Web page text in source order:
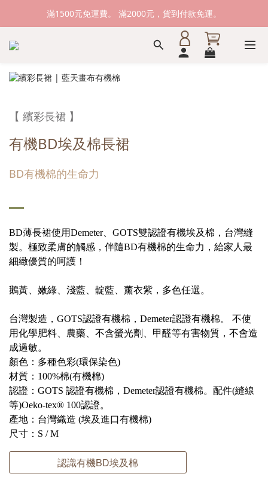
新加入會員送購物金100元，登入會員購物可累積會員點數。
滿1500元免運費。 滿2000元，貨到付款免運。
新加入會員送購物金100元，登入會員購物可累積會員點數。
【 繽彩長裙 】
有機BD埃及棉長裙
BD有機棉的生命力
BD薄長裙使用Demeter、GOTS雙認證有機埃及棉，台灣縫
製。極致柔膚的觸感，伴隨BD有機棉的生命力，給家人最
細緻優質的呵護！
鵝黃、嫩綠、淺藍、靛藍、薰衣紫，多色任選。
台灣製造，GOTS認證有機棉，Demeter認證有機棉。 不使
用化學肥料、農藥、不含螢光劑、甲醛等有害物質，不會造
成過敏。
顏色：多種色彩(環保染色)
材質：100%棉(有機棉)
認證：GOTS 認證有機棉，Demeter認證有機棉。配件(縫線
等)Oeko-tex® 100認證。
產地：台灣織造 (埃及進口有機棉)
尺寸：S / M
認識有機BD埃及棉